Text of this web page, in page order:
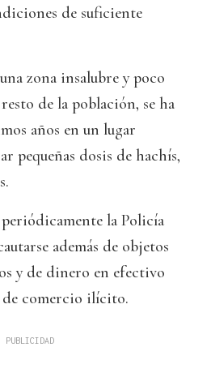
de suficiente
zona insalubre y poco
de la población, se ha
años en un lugar
pequeñas dosis de hachís,
la Policía
además de objetos
y de dinero en efectivo
comercio ilícito.